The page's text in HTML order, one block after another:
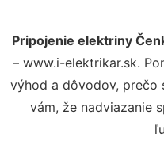
Pripojenie elektriny
– www.i-elektrikar.sk.
výhod a dôvodov, prečo
vám, že nadviazanie